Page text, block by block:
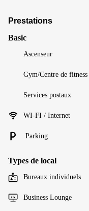
Prestations
Basic
Ascenseur
Gym/Centre de fitness
Services postaux
WI-FI / Internet
Parking
Types de local
Bureaux individuels
Business Lounge